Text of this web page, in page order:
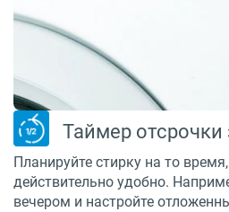
Таймер отсрочки
Планируйте стирку на то
действительно удобно.
вечером и настройте